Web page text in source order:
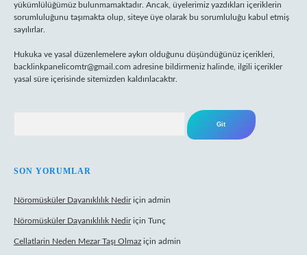
yükümlülüğümüz bulunmamaktadır. Ancak, üyelerimiz yazdıkları içeriklerin
sorumluluğunu taşımakta olup, siteye üye olarak bu sorumluluğu kabul etmiş
sayılırlar.
Hukuka ve yasal düzenlemelere aykırı olduğunu düşündüğünüz içerikleri,
backlinkpanelicomtr@gmail.com adresine bildirmeniz halinde, ilgili içerikler
yasal süre içerisinde sitemizden kaldırılacaktır.
SON YORUMLAR
Nöromüsküler Dayanıklılık Nediriçin admin
Nöromüsküler Dayanıklılık Nediriçin Tunç
Cellatlarin Neden Mezar Taşı Olmaz için admin